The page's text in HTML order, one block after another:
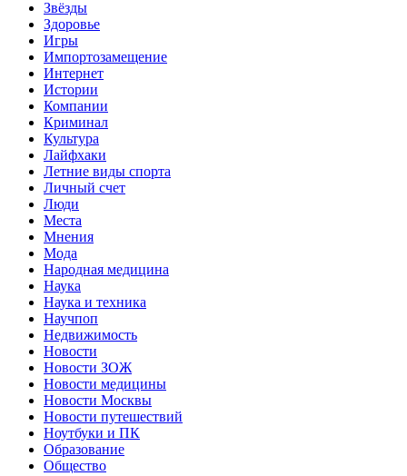
Звёзды
Здоровье
Игры
Импортозамещение
Интернет
Истории
Компании
Криминал
Культура
Лайфхаки
Летние виды спорта
Личный счет
Люди
Места
Мнения
Мода
Народная медицина
Наука
Наука и техника
Научпоп
Недвижимость
Новости
Новости ЗОЖ
Новости медицины
Новости Москвы
Новости путешествий
Ноутбуки и ПК
Образование
Общество